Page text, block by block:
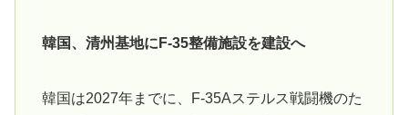
韓国、清州基地にF-35整備施設を建設へ
韓国は2027年までに、F-35Aステルス戦闘機のた